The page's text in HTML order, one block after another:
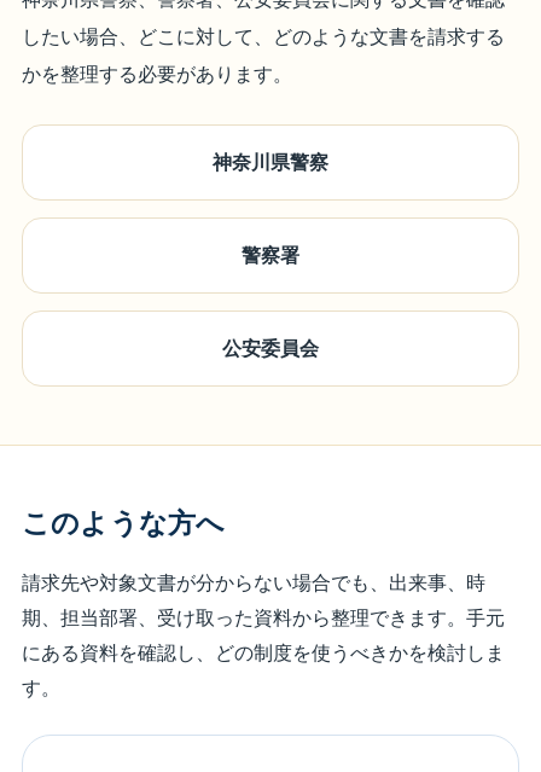
したい場合、どこに対して、どのような文書を請求する
かを整理する必要があります。
神奈川県警察
警察署
公安委員会
このような方へ
請求先や対象文書が分からない場合でも、出来事、時
期、担当部署、受け取った資料から整理できます。手元
にある資料を確認し、どの制度を使うべきかを検討しま
す。